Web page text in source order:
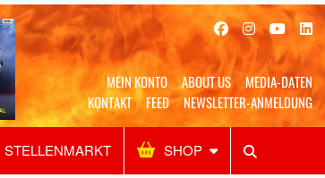
MEIN KONTO ABOUT US
MEDIA-DATEN
KONTAKT
FEED NEWSLETTER-ANMELDUNG
STELLENMARKT SHOP
Alles Shop SUCHEN